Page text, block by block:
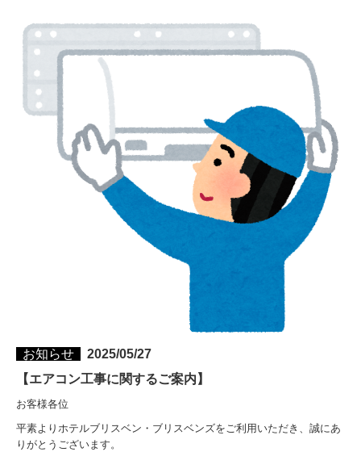
お知らせ
2025/05/27
【エアコン工事に関するご案内】
お客様各位
平素よりホテルブリスベン・ブリスベンズをご利用いただき、誠にあ
りがとうございます。